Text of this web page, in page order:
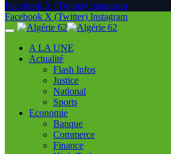
Facebook X (Twitter) Instagram
Facebook X (Twitter) Instagram
A LA UNE
Actualité
Flash Infos
Justice
National
Sports
Economie
Banque
Commerce
Finance